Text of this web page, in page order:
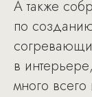
А также
по
в
много всего